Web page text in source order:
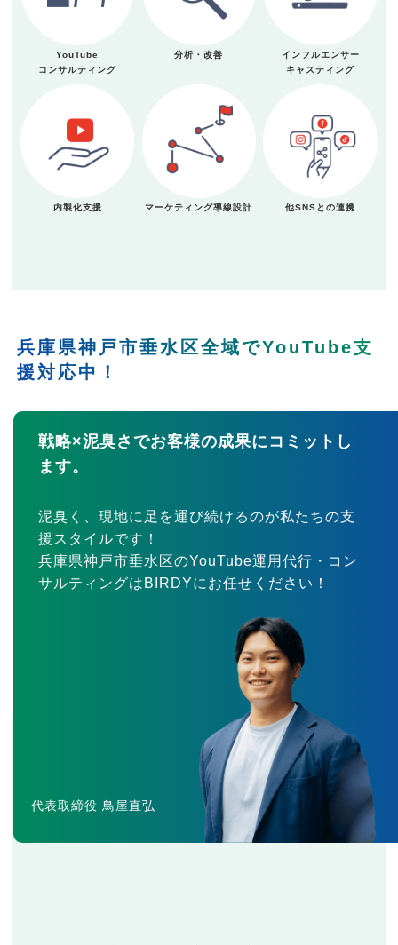
YouTube
コンサルティング
分析・改善
インフルエンサー
キャスティング
内製化支援 マーケティング導線設計 他SNSとの連携
兵庫県神戸市垂水区全域でYouTube支
援対応中！
戦略×泥臭さでお客様の成果にコミットし
ます。
泥臭く、現地に足を運び続けるのが私たちの支
援スタイルです！
兵庫県神戸市垂水区のYouTube運用代行・コン
サルティングはBIRDYにお任せください！
代表取締役 鳥屋直弘